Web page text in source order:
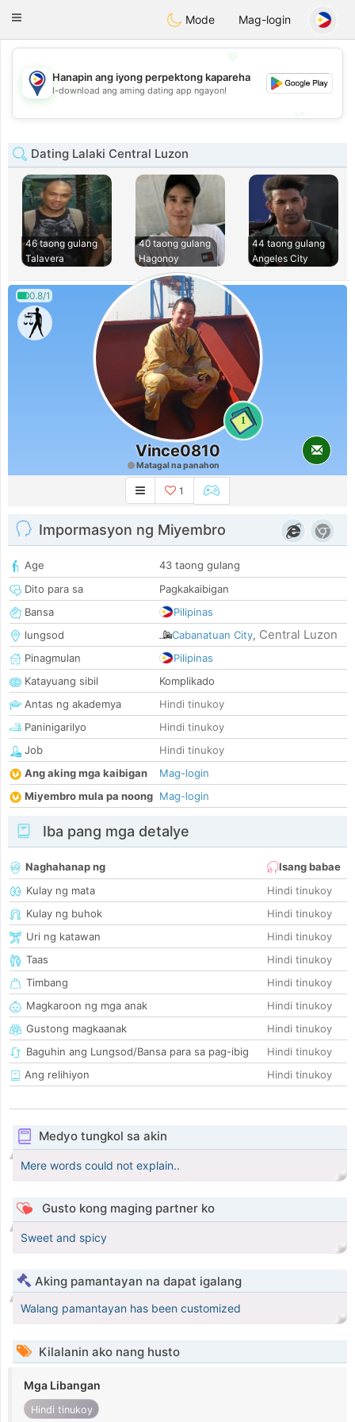
PhilippinesChat
Toggle
Mode Mag-login
💖
💕
Hanapin ang iyong perpektong kapareha
I-download ang aming dating app ngayon!
Dating Lalaki Central Luzon
46 taong gulang
Talavera
40 taong gulang
Hagonoy
44 taong gulang
Angeles City
0.8/1
1
Vince0810
Matagal na panahon
1
Impormasyon ng Miyembro
Age
43 taong gulang
Dito para sa
Pagkakaibigan
Bansa
Pilipinas
lungsod
Cabanatuan City, Central Luzon
Pinagmulan
Pilipinas
Katayuang sibil
Komplikado
Antas ng akademya
Hindi tinukoy
Paninigarilyo
Hindi tinukoy
Job
Hindi tinukoy
Ang aking mga kaibigan
Mag-login
Miyembro mula pa noong Mag-login
Iba pang mga detalye
Naghahanap ng
Isang babae
Kulay ng mata
Hindi tinukoy
Kulay ng buhok
Hindi tinukoy
Uri ng katawan
Hindi tinukoy
Taas
Hindi tinukoy
Timbang
Hindi tinukoy
Magkaroon ng mga anak
Hindi tinukoy
Gustong magkaanak
Hindi tinukoy
Baguhin ang Lungsod/Bansa para sa pag-ibig
Hindi tinukoy
Ang relihiyon
Hindi tinukoy
Medyo tungkol sa akin
Mere words could not explain..
Gusto kong maging partner ko
Sweet and spicy
Aking pamantayan na dapat igalang
Walang pamantayan has been customized
Kilalanin ako nang husto
Mga Libangan
Hindi tinukoy